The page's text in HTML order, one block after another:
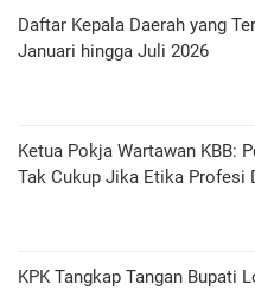
Daftar Kepala Daerah yang
Januari hingga Juli 2026
Ketua Pokja Wartawan KBB:
Tak Cukup Jika Etika Profesi
KPK Tangkap Tangan Bupati